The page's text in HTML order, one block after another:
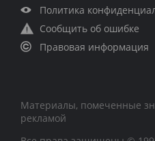
Политика
Сообщить об ошибке
Правовая информация
Материалы, помеченные
рекламой